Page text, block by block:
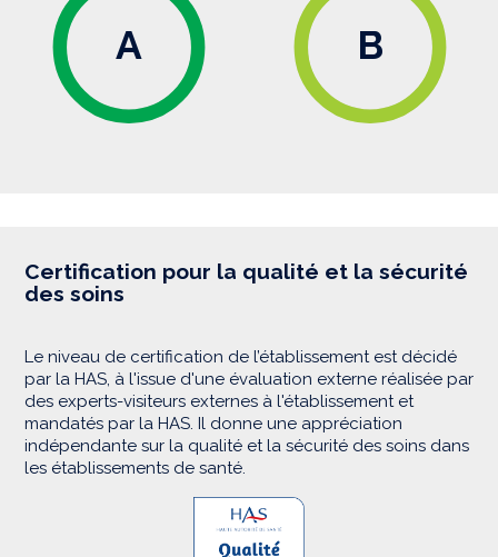
A B
Certification pour la qualité et la sécurité
des soins
Le niveau de certification de l’établissement est décidé
par la HAS, à l'issue d'une évaluation externe réalisée par
des experts-visiteurs externes à l'établissement et
mandatés par la HAS. Il donne une appréciation
indépendante sur la qualité et la sécurité des soins dans
les établissements de santé.